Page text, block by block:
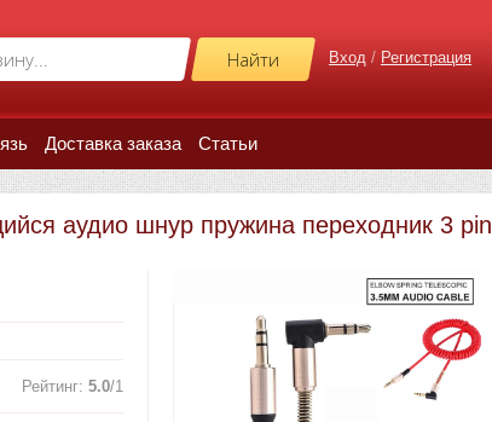
Вход / Регистрация
Доставка заказа Статьи
аудио шнур пружина переходник 3 pin
Рейтинг: 5.0/1